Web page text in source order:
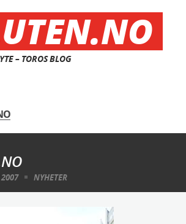
– TOROS BLOG
NYHETER